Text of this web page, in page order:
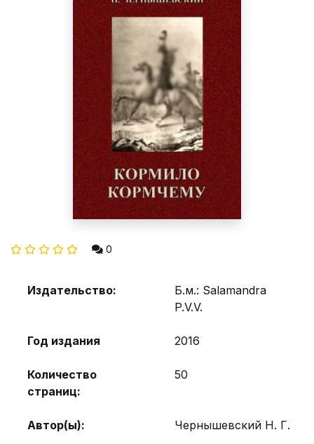
0
Издательство:
Б.м.: Salamandra
P.V.V.
Год издания 2016
Количество
страниц:
50
Автор(ы): Чернышевский Н. Г.